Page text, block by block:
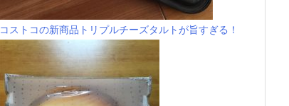
コストコの新商品トリプルチーズタルトが旨すぎる！